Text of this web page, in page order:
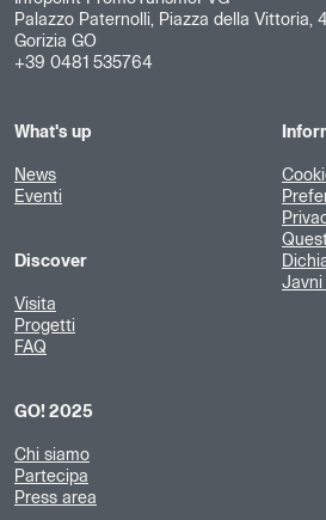
Palazzo Paternolli, Piazza della Vittoria,
Gorizia GO
+39 0481 535764
What's up
News
Eventi
Discover
Visita
Progetti
FAQ
GO! 2025
Chi siamo
Partecipa
Press area
Javni